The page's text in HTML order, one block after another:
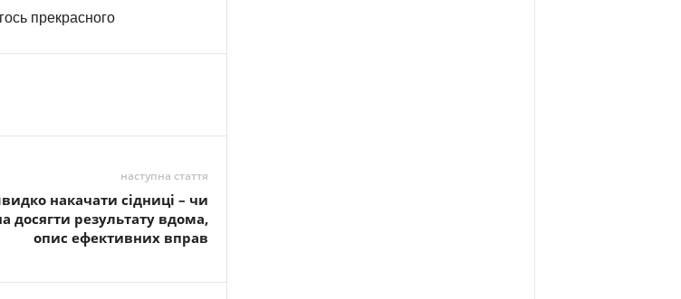
прекрасного
наступна стаття
накачати сідниці – чи
досягти результату вдома,
опис ефективних вправ